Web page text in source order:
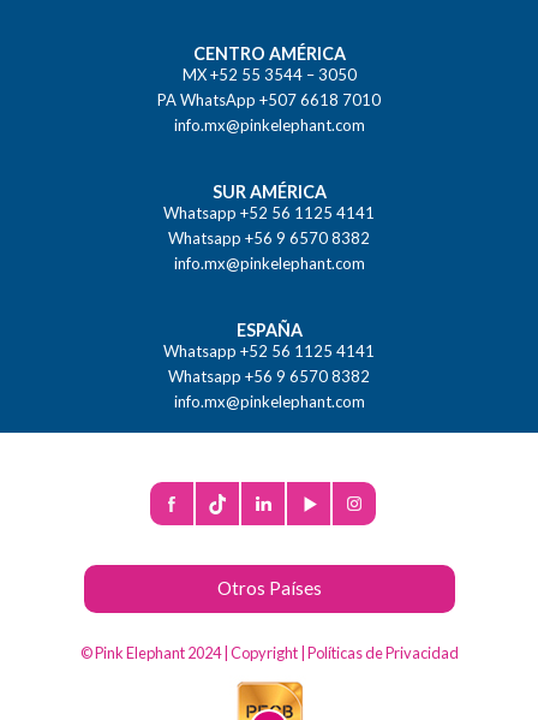
CENTRO AMÉRICA
MX +52 55 3544 – 3050
PA WhatsApp +507 6618 7010
info.mx@pinkelephant.com
SUR AMÉRICA
Whatsapp +52 56 1125 4141
Whatsapp +56 9 6570 8382
info.mx@pinkelephant.com
ESPAÑA
Whatsapp +52 56 1125 4141
Whatsapp +56 9 6570 8382
info.mx@pinkelephant.com
Otros Países
© Pink Elephant 2024 | Copyright| Políticas de Privacidad